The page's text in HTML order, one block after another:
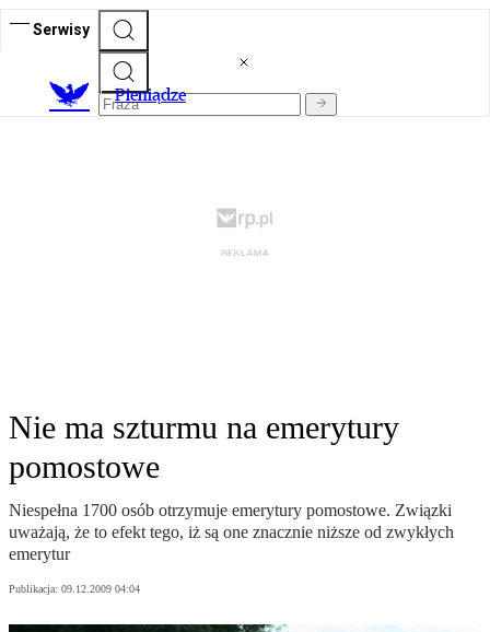
Serwisy
Pieniądze
Nie ma szturmu na emerytury
pomostowe
Niespełna 1700 osób otrzymuje emerytury pomostowe. Związki
uważają, że to efekt tego, iż są one znacznie niższe od zwykłych
emerytur
Publikacja: 09.12.2009 04:04